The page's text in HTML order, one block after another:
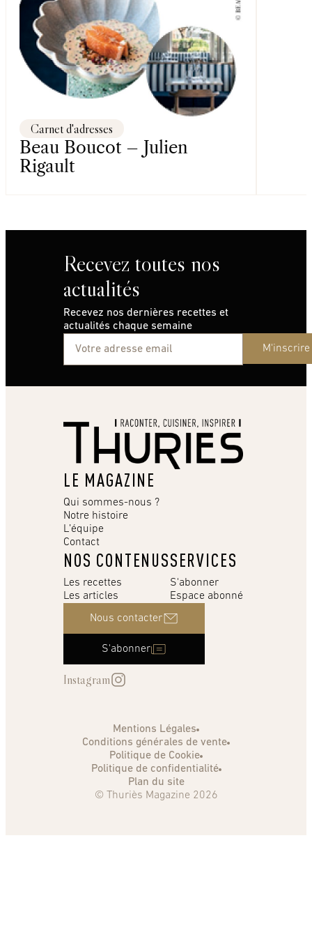
Carnet d'adresses
Beau Boucot – Julien
Rigault
Recevez toutes nos
actualités
Recevez nos dernières recettes et
actualités chaque semaine
M'inscrire
LE MAGAZINE
Qui sommes-nous ?
Notre histoire
L’équipe
Contact
NOS CONTENUS
Les recettes
Les articles
SERVICES
S'abonner
Espace abonné
Nous contacter
S'abonner
Instagram
Mentions Légales
Conditions générales de vente
Politique de Cookie
Politique de confidentialité
Plan du site
© Thuriès Magazine 2026